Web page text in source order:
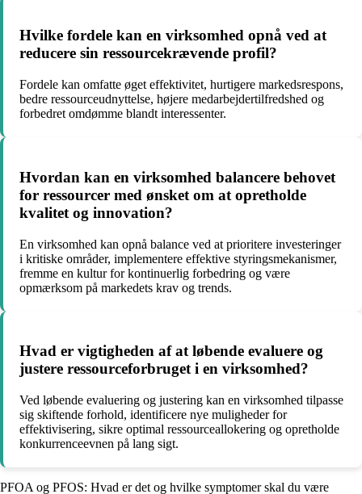
Hvilke fordele kan en virksomhed opnå ved at
reducere sin ressourcekrævende profil?
Fordele kan omfatte øget effektivitet, hurtigere markedsrespons,
bedre ressourceudnyttelse, højere medarbejdertilfredshed og
forbedret omdømme blandt interessenter.
Hvordan kan en virksomhed balancere behovet
for ressourcer med ønsket om at opretholde
kvalitet og innovation?
En virksomhed kan opnå balance ved at prioritere investeringer
i kritiske områder, implementere effektive styringsmekanismer,
fremme en kultur for kontinuerlig forbedring og være
opmærksom på markedets krav og trends.
Hvad er vigtigheden af at løbende evaluere og
justere ressourceforbruget i en virksomhed?
Ved løbende evaluering og justering kan en virksomhed tilpasse
sig skiftende forhold, identificere nye muligheder for
effektivisering, sikre optimal ressourceallokering og opretholde
konkurrenceevnen på lang sigt.
PFOA og PFOS: Hvad er det og hvilke symptomer skal du være